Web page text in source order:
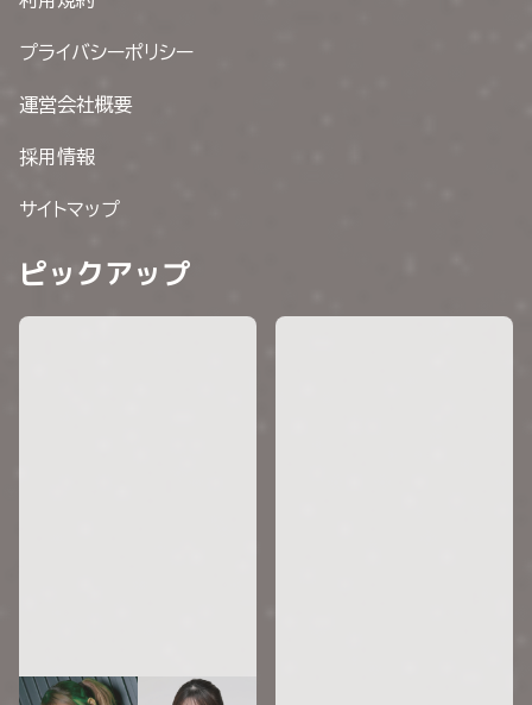
プライバシーポリシー
運営会社概要
採用情報
サイトマップ
ピックアップ